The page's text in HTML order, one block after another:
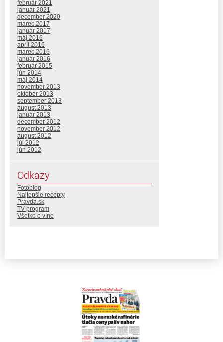
február 2021
január 2021
december 2020
marec 2017
január 2017
máj 2016
apríl 2016
marec 2016
január 2016
február 2015
jún 2014
máj 2014
november 2013
október 2013
september 2013
august 2013
január 2013
december 2012
november 2012
august 2012
júl 2012
jún 2012
Odkazy
Fotoblog
Najlepšie recepty
Pravda.sk
TV program
Všetko o víne